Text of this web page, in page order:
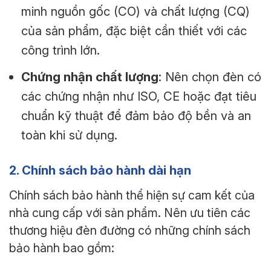
minh nguồn gốc (CO) và chất lượng (CQ)
của sản phẩm, đặc biệt cần thiết với các
công trình lớn.
Chứng nhận chất lượng: Nên chọn đèn có
các chứng nhận như ISO, CE hoặc đạt tiêu
chuẩn kỹ thuật để đảm bảo độ bền và an
toàn khi sử dụng.
2. Chính sách bảo hành dài hạn
Chính sách bảo hành thể hiện sự cam kết của
nhà cung cấp với sản phẩm. Nên ưu tiên các
thương hiệu đèn đường có những chính sách
bảo hành bao gồm: